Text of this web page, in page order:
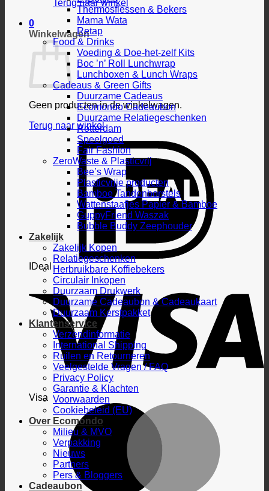
Terug naar winkel
0
Winkelwagen
Geen producten in de winkelwagen.
Terug naar winkel
IDeal
Visa
Thermosflessen & Bekers
Mama Wata
Retap
Food & Drinks
Voeding & Doe-het-zelf Kits
Boc ’n’ Roll Lunchwrap
Lunchboxen & Lunch Wraps
Cadeaus & Green Gifts
Duurzame Cadeaus
Ecomondo Cadeaubon
Duurzame Relatiegeschenken
Rotterdam
Speelgoed
Fair Fashion
ZeroWaste & Plasticvrij
Bee’s Wrap
Plasticvrije producten
Bamboe Tandenborstels
Wattenstaafjes Papier & Bamboe
GuppyFriend Waszak
Bubble Buddy Zeephouder
Zakelijk
Zakelijk Kopen
Relatiegeschenken
Herbruikbare Koffiebekers
Circulair Inkopen
Duurzaam Drukwerk
Duurzame Cadeaubon & Cadeaukaart
Duurzaam Kerstpakket
Klantenservice
Verzendinformatie
International Shipping
Ruilen en Retourneren
Veelgestelde Vragen / FAQ
Privacy Policy
Garantie & Klachten
Voorwaarden
Cookiebeleid (EU)
Over Ecomondo
Milieu & MVO
Verpakking
Nieuws
Partners
Pers & Bloggers
Cadeaubon